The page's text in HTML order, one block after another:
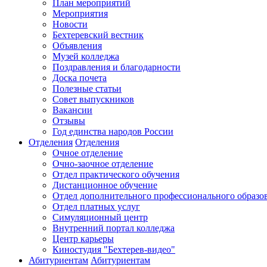
План мероприятий
Мероприятия
Новости
Бехтеревский вестник
Объявления
Музей колледжа
Поздравления и благодарности
Доска почета
Полезные статьи
Совет выпускников
Вакансии
Отзывы
Год единства народов России
Отделения Отделения
Очное отделение
Очно-заочное отделение
Отдел практического обучения
Дистанционное обучение
Отдел дополнительного профессионального
Отдел платных услуг
Симуляционный центр
Внутренний портал колледжа
Центр карьеры
Киностудия "Бехтерев-видео"
Абитуриентам Абитуриентам